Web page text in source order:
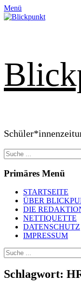
Zum
Inhalt
Menü
Suchen
nach:
Primäres Menü
STARTSEITE
ÜBER
DIE
NETTIQUETTE
DATENSCHUTZ
IMPRESSUM
Suchen
Suchen
nach:
Schlagwort: